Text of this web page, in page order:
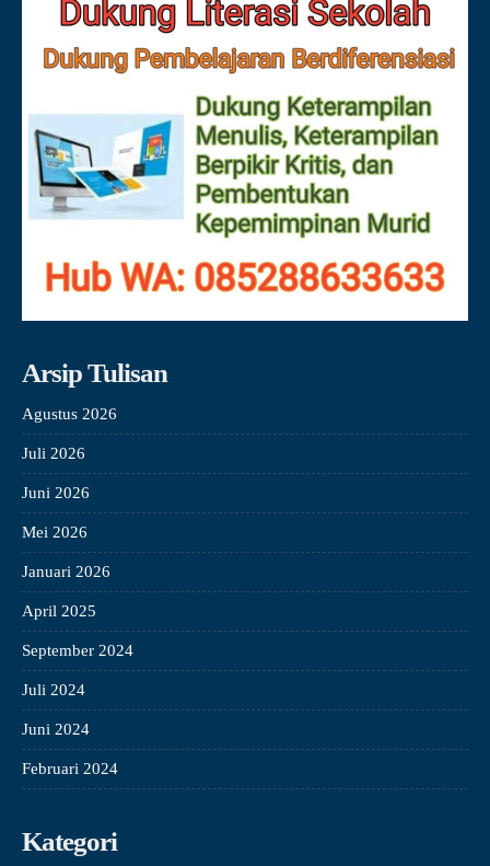
Arsip Tulisan
Agustus 2026
Juli 2026
Juni 2026
Mei 2026
Januari 2026
April 2025
September 2024
Juli 2024
Juni 2024
Februari 2024
Kategori